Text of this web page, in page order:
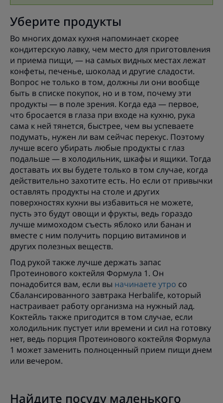
Уберите продукты
Во многих домах кухня напоминает скорее
кондитерскую лавку, чем место для приготовления
и приема пищи, — на самых видных местах лежат
конфеты, печенье, шоколад и другие сладости.
Вопрос не только в том, должны ли они вообще
быть в списке покупок, но и в том, почему эти
продукты — в поле зрения. Когда еда — первое,
что бросается в глаза при входе на кухню, рука
сама к ней тянется, быстрее, чем вы успеваете
подумать, нужен ли вам сейчас перекус. Поэтому
лучше всего убирать любые продукты с глаз
подальше — в холодильник, шкафы и ящики. Тогда
доставать их вы будете только в том случае, когда
действительно захотите есть. Но если от привычки
оставлять продукты на столе и других
поверхностях кухни вы избавиться не можете,
пусть это будут овощи и фрукты, ведь гораздо
лучше мимоходом съесть яблоко или банан и
вместе с ним получить порцию витаминов и
других полезных веществ.
Под рукой также лучше держать запас
Протеинового коктейля Формула 1. Он
понадобится вам, если вы начинаете утро со
Сбалансированного завтрака Herbalife, который
настраивает работу организма на нужный лад.
Коктейль также пригодится в том случае, если
холодильник пустует или времени и сил на готовку
нет, ведь порция Протеинового коктейля Формула
1 может заменить полноценный прием пищи днем
или вечером.
Найдите посуду маленького